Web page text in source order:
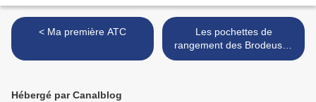
< Ma première ATC
Les pochettes de
rangement des Brodeuses
Parisiennes >
Hébergé par Canalblog